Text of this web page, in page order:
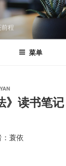
程
菜单
》读书笔记
：蓑依